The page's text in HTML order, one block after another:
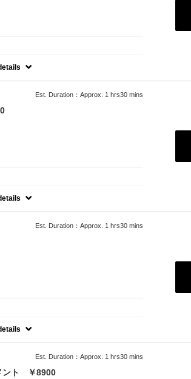
群で、今まで見た事が無いような艶が出
Est. Duration：Approx. 1 hrs30 mins
ます。/ロング料金無/コテ巻無料/当日予
りだけのカットの場合（＋1000円）
Est. Duration：Approx. 1 hrs30 mins
れます。
Est. Duration：Approx. 1 hrs30 mins
ント ￥8900